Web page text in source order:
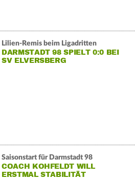
Lilien-Remis beim Ligadritten
DARMSTADT 98 SPIELT 0:0 BEI
SV ELVERSBERG
Saisonstart für Darmstadt 98
COACH KOHFELDT WILL
ERSTMAL STABILITÄT